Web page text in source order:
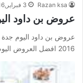
Razan ksa 3 فبراير,2016
عروض بن داود اليوم
2016 افضل العروض اليوم 25 ربيع الاخر 1437 هجري والتي…